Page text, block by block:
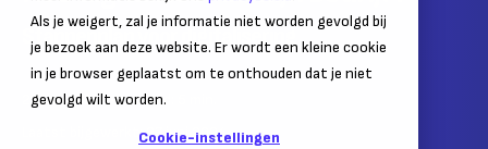
Als je weigert, zal je informatie niet worden gevolgd bij
je bezoek aan deze website. Er wordt een kleine cookie
in je browser geplaatst om te onthouden dat je niet
gevolgd wilt worden.
Cookie-instellingen
Stappenplan voor digitalisering
27 juni 2024– Leestijd:
Laatst bijgewerkt:27 juni 2024